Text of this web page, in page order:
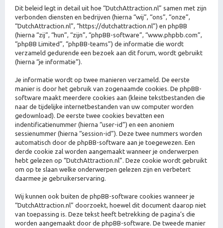
Dit beleid legt in detail uit hoe “DutchAttraction.nl” samen met zijn
verbonden diensten en bedrijven (hierna “wij”, “ons”, “onze”,
“DutchAttraction.nl”, “https://dutchattraction.nl”) en phpBB
(hierna “zij”, “hun”, “zijn”, “phpBB-software”, “www.phpbb.com”,
“phpBB Limited”, “phpBB-teams”) de informatie die wordt
verzameld gedurende een bezoek aan dit forum, wordt gebruikt
(hierna “je informatie”).
Je informatie wordt op twee manieren verzameld. De eerste
manier is door het gebruik van zogenaamde cookies. De phpBB-
software maakt meerdere cookies aan (kleine tekstbestanden die
naar de tijdelijke internetbestanden van uw computer worden
gedownload). De eerste twee cookies bevatten een
indentificatienummer (hierna “user-id”) en een anoniem
sessienummer (hierna “session-id”). Deze twee nummers worden
automatisch door de phpBB-software aan je toegewezen. Een
derde cookie zal worden aangemaakt wanneer je onderwerpen
hebt gelezen op “DutchAttraction.nl”. Deze cookie wordt gebruikt
om op te slaan welke onderwerpen gelezen zijn en verbetert
daarmee je gebruikerservaring.
Wij kunnen ook buiten de phpBB-software cookies wanneer je
“DutchAttraction.nl” doorzoekt, hoewel dit document daarop niet
van toepassing is. Deze tekst heeft betrekking de pagina’s die
worden aangemaakt door de phpBB-software. De tweede manier